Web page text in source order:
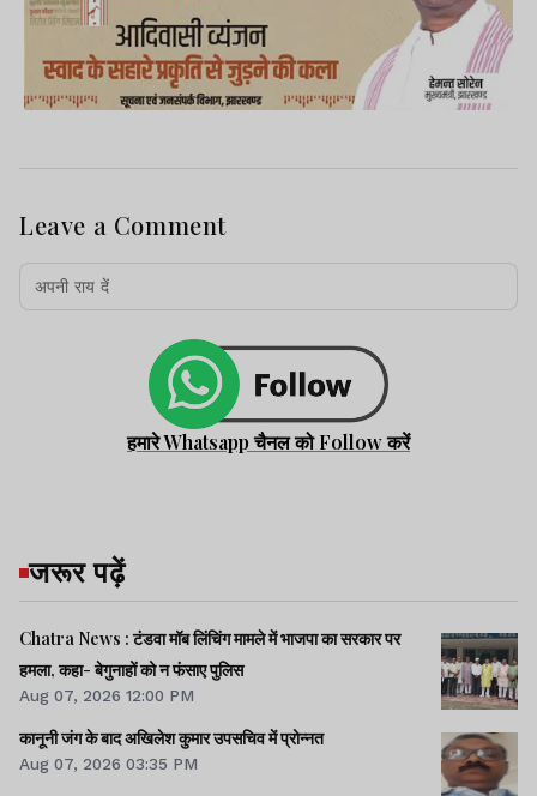
Leave a Comment
हमारे Whatsapp चैनल को Follow करें
जरूर पढ़ें
Chatra News : टंडवा मॉब लिंचिंग मामले में भाजपा का सरकार पर
हमला, कहा- बेगुनाहों को न फंसाए पुलिस
Aug 07, 2026 12:00 PM
कानूनी जंग के बाद अखिलेश कुमार उपसचिव में प्रोन्नत
Aug 07, 2026 03:35 PM